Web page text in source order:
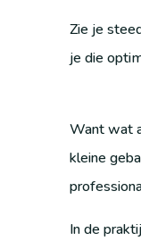
Zie je
je die
Want wat
kleine
In de